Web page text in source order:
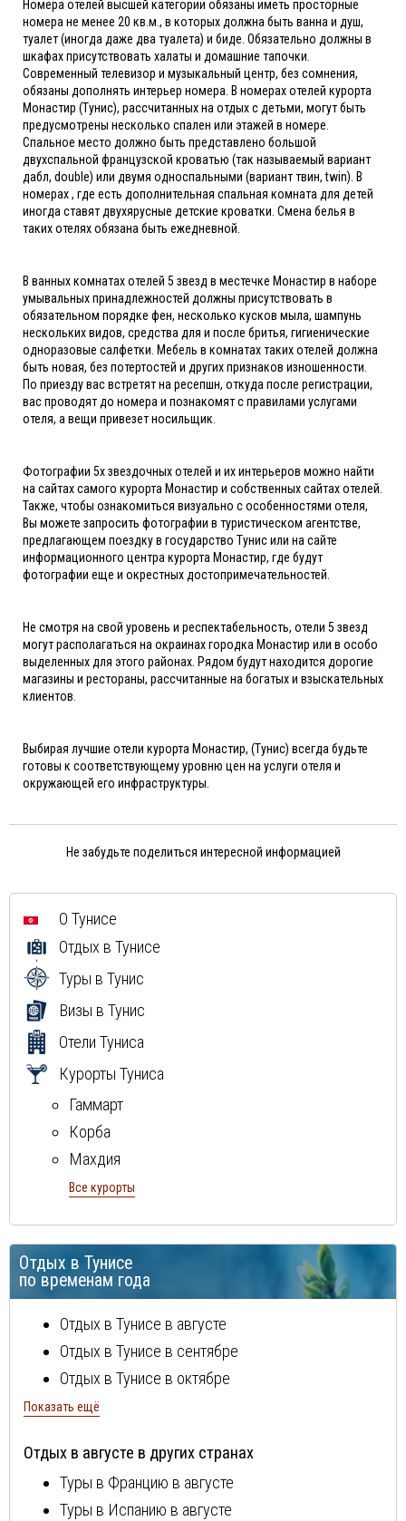
Номера отелей высшей категории обязаны иметь просторные
номера не менее 20 кв.м., в которых должна быть ванна и душ,
туалет (иногда даже два туалета) и биде. Обязательно должны в
шкафах присутствовать халаты и домашние тапочки.
Современный телевизор и музыкальный центр, без сомнения,
обязаны дополнять интерьер номера. В номерах отелей курорта
Монастир (Тунис), рассчитанных на отдых с детьми, могут быть
предусмотрены несколько спален или этажей в номере.
Спальное место должно быть представлено большой
двухспальной французской кроватью (так называемый вариант
дабл, double) или двумя односпальными (вариант твин, twin). В
номерах , где есть дополнительная спальная комната для детей
иногда ставят двухярусные детские кроватки. Смена белья в
таких отелях обязана быть ежедневной.
В ванных комнатах отелей 5 звезд в местечке Монастир в наборе
умывальных принадлежностей должны присутствовать в
обязательном порядке фен, несколько кусков мыла, шампунь
нескольких видов, средства для и после бритья, гигиенические
одноразовые салфетки. Мебель в комнатах таких отелей должна
быть новая, без потертостей и других признаков изношенности.
По приезду вас встретят на ресепшн, откуда после регистрации,
вас проводят до номера и познакомят с правилами услугами
отеля, а вещи привезет носильщик.
Фотографии 5х звездочных отелей и их интерьеров можно найти
на сайтах самого курорта Монастир и собственных сайтах отелей.
Также, чтобы ознакомиться визуально с особенностями отеля,
Вы можете запросить фотографии в туристическом агентстве,
предлагающем поездку в государство Тунис или на сайте
информационного центра курорта Монастир, где будут
фотографии еще и окрестных достопримечательностей.
Не смотря на свой уровень и респектабельность, отели 5 звезд
могут располагаться на окраинах городка Монастир или в особо
выделенных для этого районах. Рядом будут находится дорогие
магазины и рестораны, рассчитанные на богатых и взыскательных
клиентов.
Выбирая лучшие отели курорта Монастир, (Тунис) всегда будьте
готовы к соответствующему уровню цен на услуги отеля и
окружающей его инфраструктуры.
Не забудьте поделиться интересной информацией
О Тунисе
Отдых в Тунисе
Туры в Тунис
Визы в Тунис
Отели Туниса
Курорты Туниса
Гаммарт
Корба
Махдия
Монастир
остров Джерба
Сусс
Хаммамет
Все курорты
Отдых в Тунисе
по временам года
Отдых в Тунисе в августе
Отдых в Тунисе в сентябре
Отдых в Тунисе в октябре
Отдых в Тунисе в ноябре
Отдых в Тунисе в январе
Отдых в Тунисе в феврале
Отдых в Тунисе в марте
Показать ещё
Отдых в августе в других странах
Туры в Францию в августе
Туры в Испанию в августе